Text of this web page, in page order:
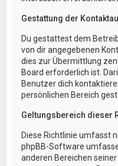
Gestattung der
Du gestattest dem
von dir angegebenen
dies zur Übermittlung
Board erforderlich ist.
Benutzer dich
persönlichen Bereich
Geltungsbereich dieser
Diese Richtlinie umfasst
phpBB-Software
anderen Bereichen